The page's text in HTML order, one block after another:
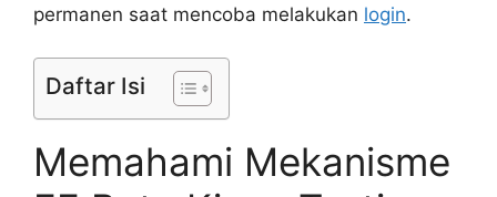
permanen saat mencoba melakukan login.
Daftar Isi
Memahami Mekanisme